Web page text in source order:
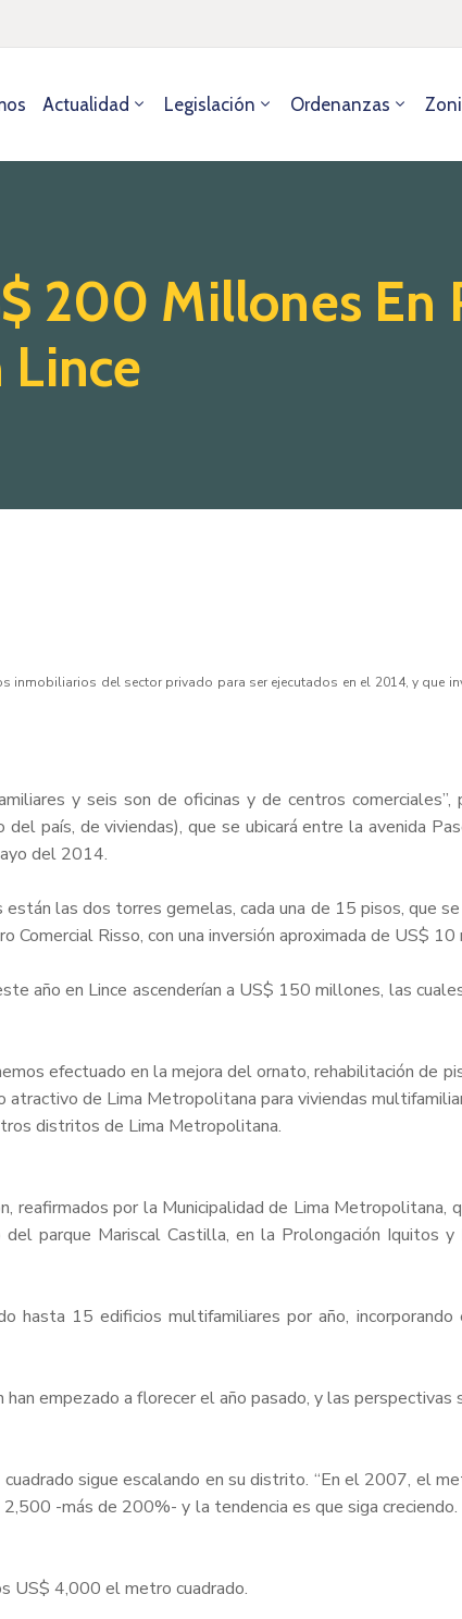
Actualidad Legislación Ordenanzas
200 Millones En
inmobiliarios del sector privado para ser ejecutados en el 2014, y
y seis son de oficinas y de centros
país, de viviendas), que se ubicará entre la avenida
del 2014.
las dos torres gemelas, cada una de 15 pisos, que
Risso, con una inversión aproximada de US$ 10
año en Lince ascenderían a US$ 150 millones, las
efectuado en la mejora del ornato, rehabilitación de
atractivo de Lima Metropolitana para viviendas
distritos de Lima Metropolitana.
reafirmados por la Municipalidad de Lima
parque Mariscal Castilla, en la Prolongación Iquitos
hasta 15 edificios multifamiliares por año,
empezado a florecer el año pasado, y las perspectivas
sigue escalando en su distrito. “En el 2007, el
-más de 200%- y la tendencia es que siga
US$ 4,000 el metro cuadrado.